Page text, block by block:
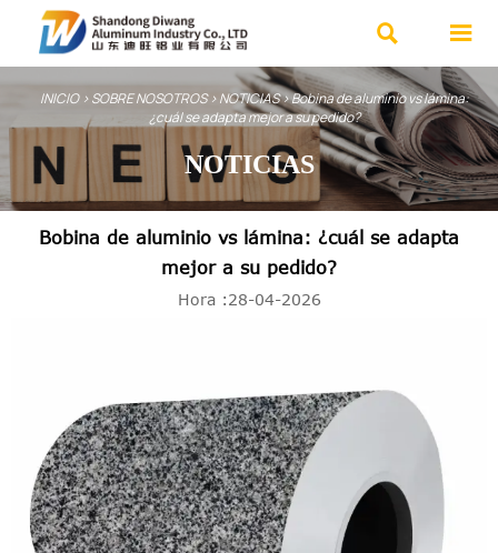
 
INICIO>SOBRE NOSOTROS>NOTICIAS>Bobina de aluminio vs lámina:
¿cuál se adapta mejor a su pedido?
NOTICIAS
Bobina de aluminio vs lámina: ¿cuál se adapta
mejor a su pedido?
Hora :28-04-2026